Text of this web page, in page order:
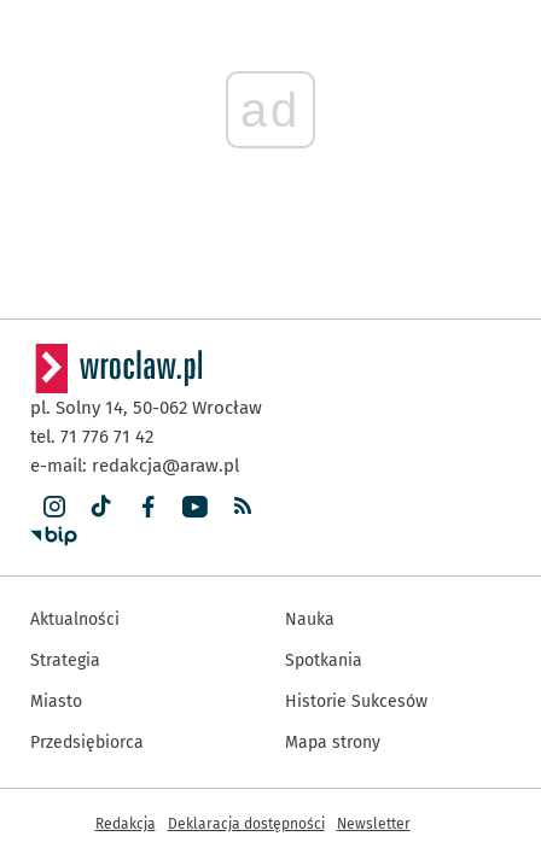
ad
pl. Solny 14, 50-062 Wrocław
tel. 71 776 71 42
e-mail: redakcja@araw.pl
Aktualności
Strategia
Miasto
Przedsiębiorca
Nauka
Spotkania
Historie Sukcesów
Mapa strony
Inne informacje
Redakcja Deklaracja dostępności Newsletter